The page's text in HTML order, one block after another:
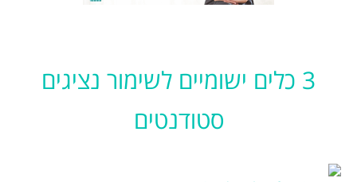
3 כלים ישומיים לשימור נציגים
סטודנטים